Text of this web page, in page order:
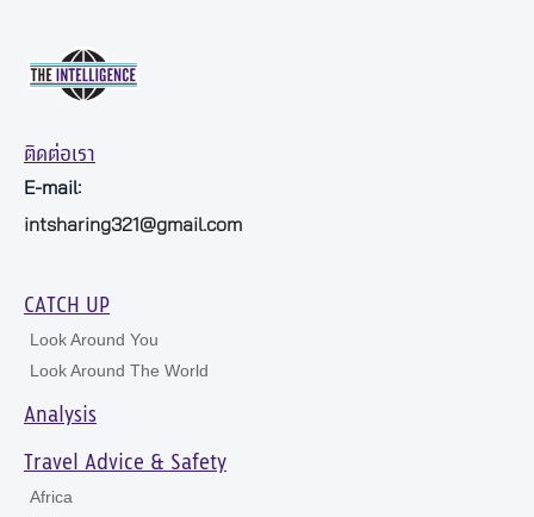
ติดต่อเรา
E-mail:
intsharing321@gmail.com
CATCH UP
Look Around You
Look Around The World
Analysis
Travel Advice & Safety
Africa